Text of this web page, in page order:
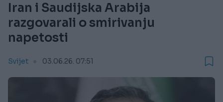
Iran i Saudijska Arabija
razgovarali o smirivanju
napetosti
Svijet 03.06.26. 07:51